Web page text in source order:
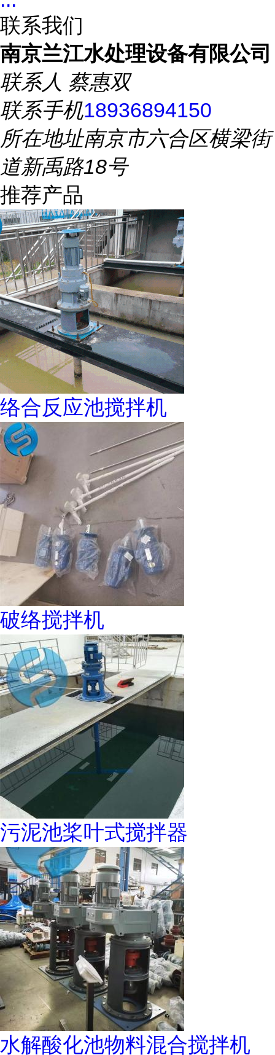
联系我们
南京兰江水处理设备有限公司
联系人 蔡惠双
联系手机18936894150
所在地址南京市六合区横梁街
道新禹路18号
推荐产品
络合反应池搅拌机
破络搅拌机
污泥池桨叶式搅拌器
水解酸化池物料混合搅拌机